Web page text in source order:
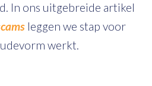
In ons uitgebreide artikel
leggen we stap voor
werkt.